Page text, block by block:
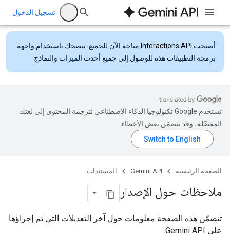
تسجيل الدخول
أصبحت Interactions API متاحة الآن للجميع. ننصحك باستخدام واجهة
برمجة التطبيقات هذه للوصول إلى جميع أحدث الميزات والنماذج.
تستخدم Google تكنولوجيا الذكاء الاصطناعي لترجمة المحتوى إلى لغتك
المفضّلة، وقد تتضمّن بعض الأخطاء.
الصفحة الرئيسية Gemini API المستندات
ملاحظات حول الإصدار
تتضمّن هذه الصفحة معلومات حول آخر التعديلات التي تم إجراؤها
على Gemini API.